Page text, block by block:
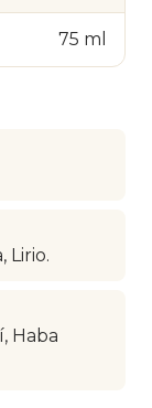
75 ml
Lirio.
Haba